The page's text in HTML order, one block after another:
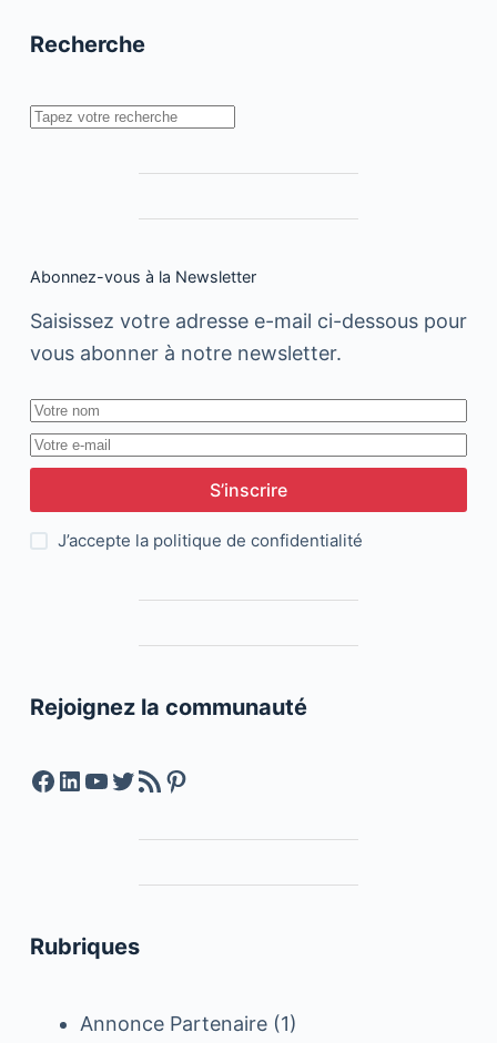
des
Recherche
Rechercher
Abonnez-vous à la Newsletter
Saisissez votre adresse e-mail ci-dessous pour
vous abonner à notre newsletter.
S’inscrire
J’accepte la politique de confidentialité
Rejoignez la communauté
Facebook
LinkedIn
YouTube
Twitter
Feed RSSPinterest
Rubriques
Annonce Partenaire(1)